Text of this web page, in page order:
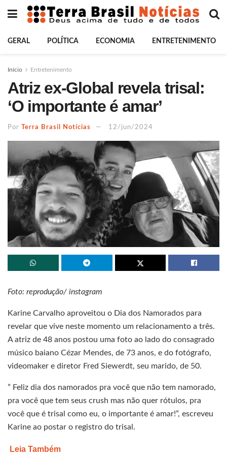
GERAL POLÍTICA ECONOMIA ENTRETENIMENTO
Início Entretenimento
Atriz ex-Global revela trisal:
‘O importante é amar’
Por Terra Brasil Notícias 12/jun/2024
Foto: reprodução/ instagram
Karine Carvalho aproveitou o Dia dos Namorados para
revelar que vive neste momento um relacionamento a três.
A atriz de 48 anos postou uma foto ao lado do consagrado
músico baiano Cézar Mendes, de 73 anos, e do fotógrafo,
videomaker e diretor Fred Siewerdt, seu marido, de 50.
” Feliz dia dos namorados pra você que não tem namorado,
pra você que tem seus crush mas não quer rótulos, pra
você que é trisal como eu, o importante é amar!”, escreveu
Karine ao postar o registro do trisal.
Leia Também